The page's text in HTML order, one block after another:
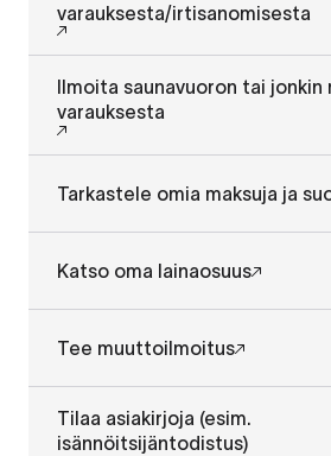
varauksesta/irtisanomisesta
Ilmoita saunavuoron tai jonkin
varauksesta
Tarkastele omia maksuja ja
Katso oma lainaosuus
Tee muuttoilmoitus
Tilaa asiakirjoja (esim.
isännöitsijäntodistus)